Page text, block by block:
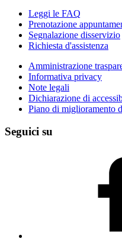
Leggi le FAQ
Prenotazione
Segnalazione disservizio
Richiesta d'assistenza
Amministrazione
Informativa privacy
Note legali
Dichiarazione di
Piano di miglioramento
Seguici su